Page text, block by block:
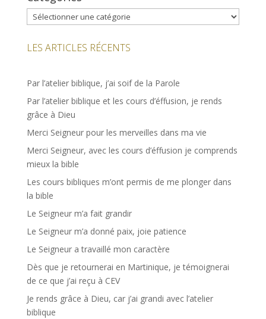
Catégories
LES ARTICLES RÉCENTS
Par l’atelier biblique, j’ai soif de la Parole
Par l’atelier biblique et les cours d’éffusion, je rends
grâce à Dieu
Merci Seigneur pour les merveilles dans ma vie
Merci Seigneur, avec les cours d’éffusion je comprends
mieux la bible
Les cours bibliques m’ont permis de me plonger dans
la bible
Le Seigneur m’a fait grandir
Le Seigneur m’a donné paix, joie patience
Le Seigneur a travaillé mon caractère
Dès que je retournerai en Martinique, je témoignerai
de ce que j’ai reçu à CEV
Je rends grâce à Dieu, car j’ai grandi avec l’atelier
biblique